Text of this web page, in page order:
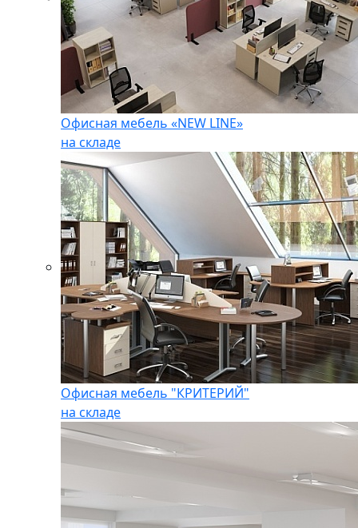
Офисная мебель «NEW LINE»
на складе
Офисная мебель "КРИТЕРИЙ"
на складе